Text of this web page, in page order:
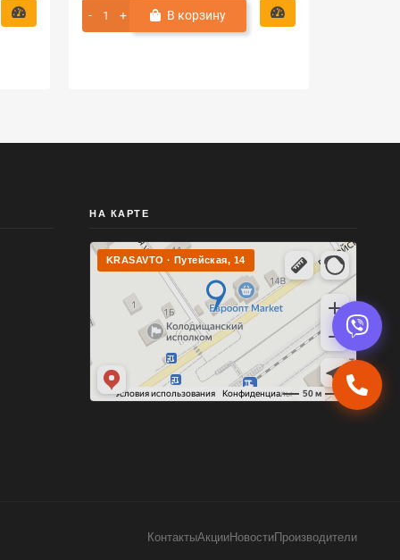
В корзину
НА КАРТЕ
KRASAVTO · Путейская, 14
КонтактыАкцииНовостиПроизводители